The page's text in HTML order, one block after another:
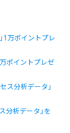
ポイントプレゼ
分析データ」を